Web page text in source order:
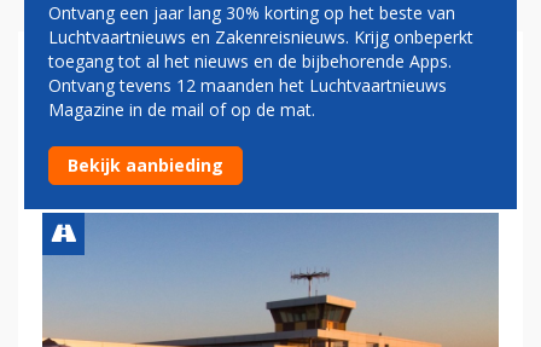
DEFENSIE WIL KEMPEN
AIRPORT IN NOORD-
BRABANT KOPEN
Ontvang een jaar lang 30% korting op het beste van
Luchtvaartnieuws en Zakenreisnieuws. Krijg onbeperkt
toegang tot al het nieuws en de bijbehorende Apps.
Ontvang tevens 12 maanden het Luchtvaartnieuws
Magazine in de mail of op de mat.
Bekijk aanbieding